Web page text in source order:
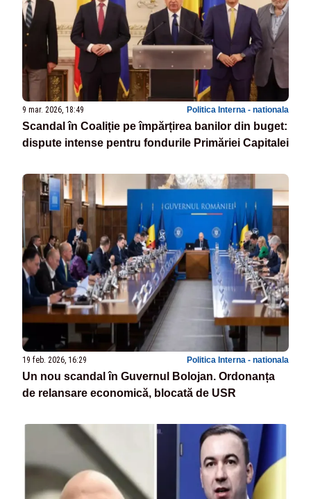
9 mar. 2026, 18:49 Politica Interna - nationala
Scandal în Coaliție pe împărțirea banilor din buget:
dispute intense pentru fondurile Primăriei Capitalei
19 feb. 2026, 16:29 Politica Interna - nationala
Un nou scandal în Guvernul Bolojan. Ordonanța
de relansare economică, blocată de USR